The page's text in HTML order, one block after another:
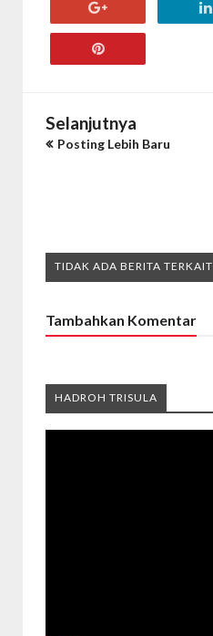
Selanjutnya
Posting Lebih Baru
TIDAK ADA BERITA TERKAIT
Tambahkan Komentar
HADROH TRISULA